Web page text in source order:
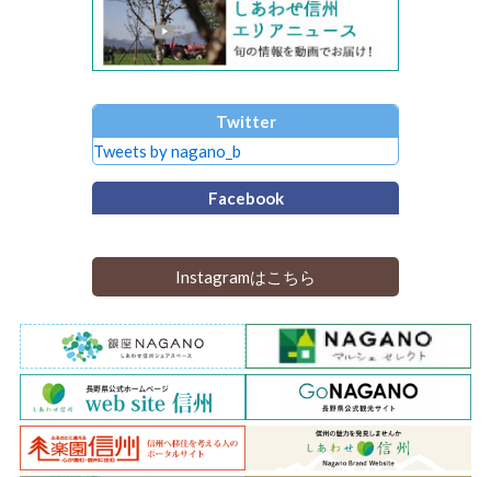
Twitter
Tweets by nagano_b
Facebook
Instagramはこちら